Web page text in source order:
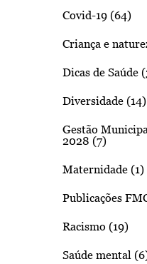
Covid-19 (64)
Criança e
Dicas de Saúde
Diversidade (14)
Gestão
2028 (7)
Maternidade (1)
Publicações
Racismo (19)
Saúde mental